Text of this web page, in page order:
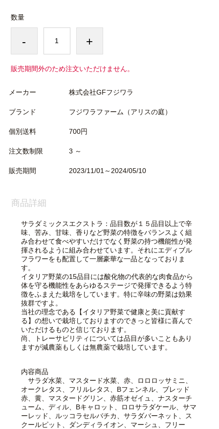
数量
- +
販売期間外のため注文いただけません。
メーカー 株式会社GFフジワラ
ブランド フジワラファーム（アリスの庭）
個別送料 700円
注文数制限 3 ～
販売期間 2023/11/01～2024/05/10
商品詳細
サラダミックスエクストラ：品目数が１５品目以上で辛
味、苦み、甘味、香りなど野菜の特徴をバランスよく組
み合わせて食べやすいだけでなく野菜の持つ機能性が発
揮されるように組み合わせています。それにエディブル
フラワーをも配置して一層豪華な一品となっておりま
す。
イタリア野菜の15品目には酸化物の代表的な肉食品から
体を守る機能性をあらゆるステージで発揮できるよう特
徴をふまえた栽培をしています。特に辛味の野菜は効果
抜群ですよ。
当社の理念である【イタリア野菜で健康と美に貢献す
る】の想いで栽培しておりますのできっと皆様に喜んで
いただけるものと信じております。
尚、トレーサビリティについては品目が多いこともあり
ますが減農薬もしくは無農薬で栽培しています。
内容商品
サラダ水菜、マスタード水菜、赤、ロロロッサミニ、
オークレタス、フリルレタス、Bフェンネル、ブレッド
赤、黄、マスタードグリン、赤筋オゼイュ、ナスターチ
ューム、ディル、Bキャロット、ロロサラダケール、サマ
ーレッド、ルッコラセルバチカ、サラダバーネット、ス
クールピット、ダンディライオン、マーシュ、フリー